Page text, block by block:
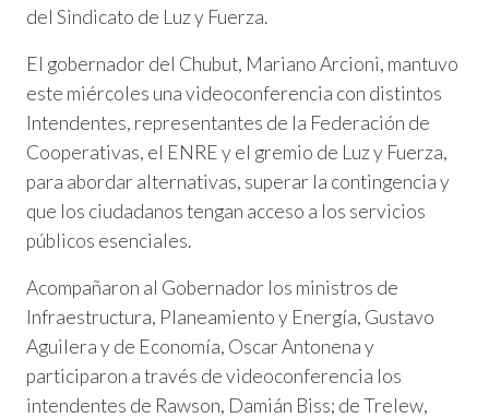
del Sindicato de Luz y Fuerza.
El gobernador del Chubut, Mariano Arcioni, mantuvo
este miércoles una videoconferencia con distintos
Intendentes, representantes de la Federación de
Cooperativas, el ENRE y el gremio de Luz y Fuerza,
para abordar alternativas, superar la contingencia y
que los ciudadanos tengan acceso a los servicios
públicos esenciales.
Acompañaron al Gobernador los ministros de
Infraestructura, Planeamiento y Energía, Gustavo
Aguilera y de Economía, Oscar Antonena y
participaron a través de videoconferencia los
intendentes de Rawson, Damián Biss; de Trelew,